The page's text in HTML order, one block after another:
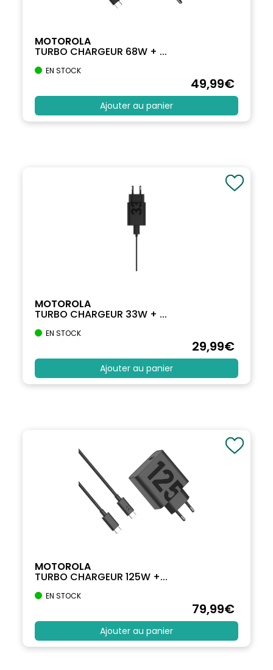
MOTOROLA
TURBO CHARGEUR 68W + ...
EN STOCK
49,99€
Ajouter au panier
MOTOROLA
TURBO CHARGEUR 33W + ...
EN STOCK
29,99€
Ajouter au panier
MOTOROLA
TURBO CHARGEUR 125W +...
EN STOCK
79,99€
Ajouter au panier